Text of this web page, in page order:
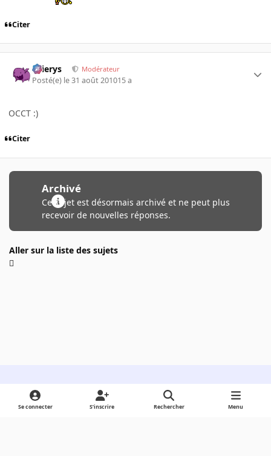
Citer
Ellierys Modérateur
Posté(e) le 31 août 201015 a
OCCT :)
Citer
Archivé
Ce sujet est désormais archivé et ne peut plus
recevoir de nouvelles réponses.
Aller sur la liste des sujets
Light ModeDark ModeSystem Preference
Se connecter S’inscrire Rechercher Menu